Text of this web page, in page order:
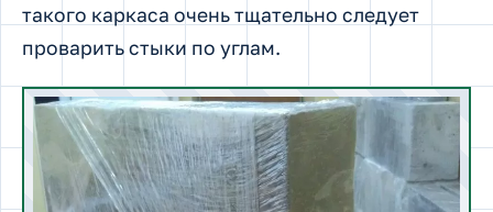
такого каркаса очень тщательно следует
проварить стыки по углам.